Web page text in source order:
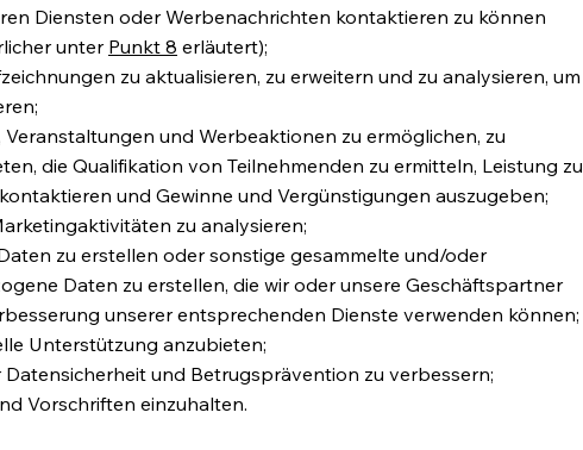
Diensten oder Werbenachrichten kontaktieren zu können
unter Punkt 8 erläutert);
zu aktualisieren, zu erweitern und zu analysieren, um
und Werbeaktionen zu ermöglichen, zu
die Qualifikation von Teilnehmenden zu ermitteln, Leistung zu
und Gewinne und Vergünstigungen auszugeben;
zu analysieren;
zu erstellen oder sonstige gesammelte und/oder
Daten zu erstellen, die wir oder unsere Geschäftspartner
unserer entsprechenden Dienste verwenden können;
Unterstützung anzubieten;
und Betrugsprävention zu verbessern;
Vorschriften einzuhalten.